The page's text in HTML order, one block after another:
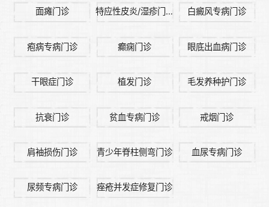
面瘫门诊 特应性皮炎/湿疹门诊 白癜风专病门诊
疱病专病门诊 癫痫门诊 眼底出血病门诊
干眼症门诊 植发门诊 毛发养种护门诊
抗衰门诊 贫血专病门诊 戒烟门诊
肩袖损伤门诊 青少年脊柱侧弯门诊 血尿专病门诊
尿频专病门诊 痤疮并发症修复门诊